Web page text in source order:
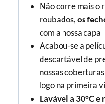
Não corre mais o
roubados,os
com a nossa capa
Acabou-se a
descartável de
nossas
logo na primeira
Lavável a 30°C